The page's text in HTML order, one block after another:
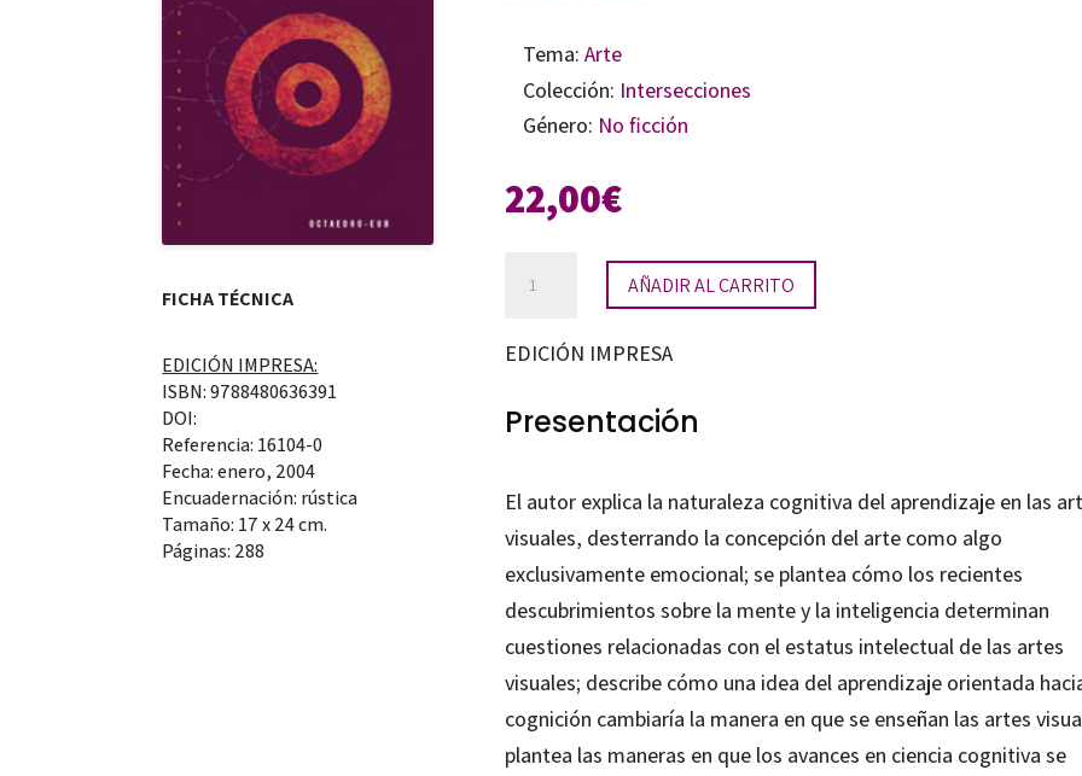
FICHA TÉCNICA
EDICIÓN IMPRESA:
ISBN: 9788480636391
DOI:
Referencia: 16104-0
Fecha: enero, 2004
Encuadernación: rústica
Tamaño: 17 x 24 cm.
Páginas: 288
Tema: Arte
Colección: Intersecciones
Género: No ficción
22,00€
cognición
AÑADIR AL CARRITO
EDICIÓN IMPRESA
Presentación
El autor explica la naturaleza cognitiva del aprendizaje en las
visuales, desterrando la concepción del arte como algo
exclusivamente emocional; se plantea cómo los recientes
descubrimientos sobre la mente y la inteligencia determinan
cuestiones relacionadas con el estatus intelectual de las artes
visuales; describe cómo una idea del aprendizaje orientada
cognición cambiaría la manera en que se enseñan las artes
plantea las maneras en que los avances en ciencia cognitiva se